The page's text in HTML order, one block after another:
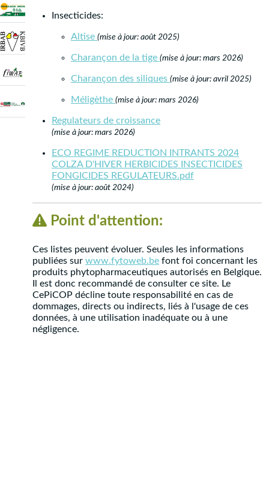
Insecticides:
Altise (mise à jour: août 2025)
Charançon de la tige (mise à jour: mars 2026)
Charançon des siliques (mise à jour: avril 2025)
Méligèthe (mise à jour: mars 2026)
Regulateurs de croissance
(mise à jour: mars 2026)
ECO REGIME REDUCTION INTRANTS 2024
COLZA D'HIVER HERBICIDES INSECTICIDES
FONGICIDES REGULATEURS.pdf
(mise à jour: août 2024)
Point d'attention:
Ces listes peuvent évoluer. Seules les informations
publiées sur www.fytoweb.be font foi concernant les
produits phytopharmaceutiques autorisés en Belgique.
Il est donc recommandé de consulter ce site. Le
CePiCOP décline toute responsabilité en cas de
dommages, directs ou indirects, liés à l'usage de ces
données, à une utilisation inadéquate ou à une
négligence.